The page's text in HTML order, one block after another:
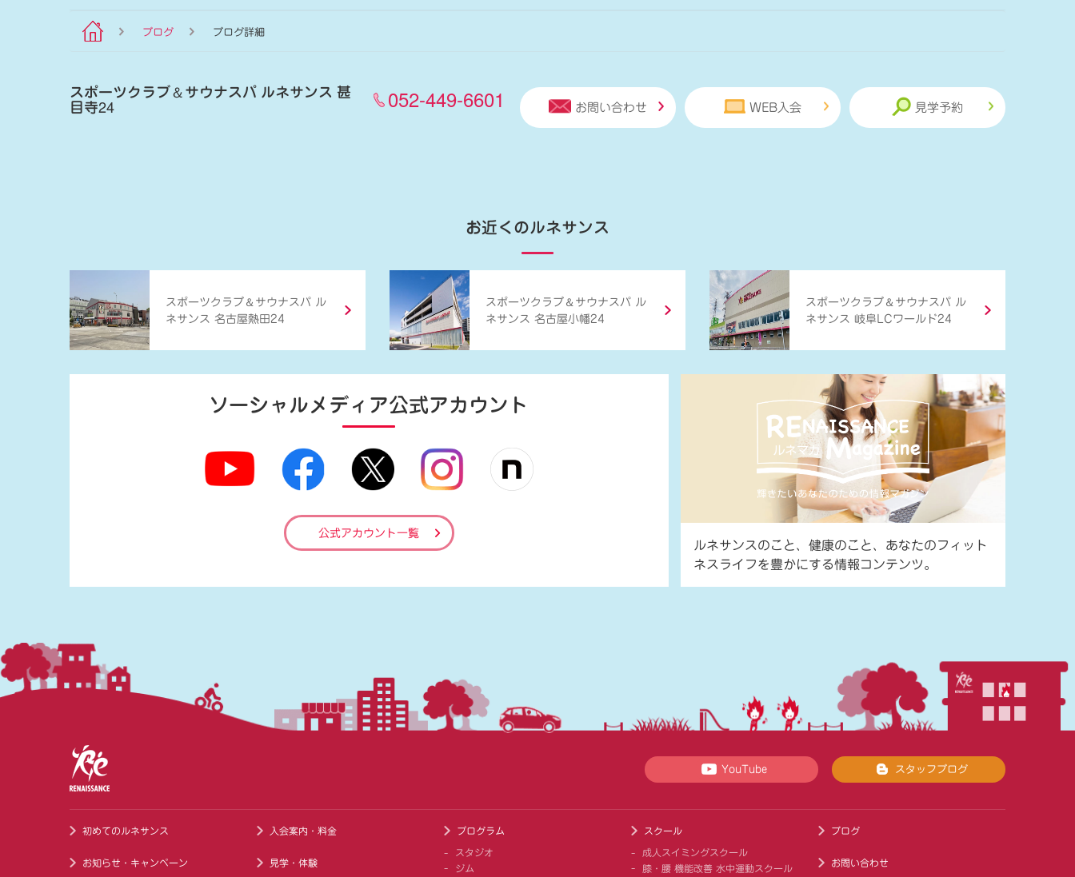
ブログ ブログ詳細
スポーツクラブ＆サウナスパ ルネサンス 甚
目寺24 052-449-6601 お問い合わせ WEB入会 見学予約
お近くのルネサンス
スポーツクラブ ＆ サウナスパ ル
ネサンス 名古屋熱田24
スポーツクラブ ＆ サウナスパ ル
ネサンス 名古屋小幡24
スポーツクラブ ＆ サウナスパ ル
ネサンス 岐阜LCワールド24
ソーシャルメディア公式アカウント
公式アカウント一覧
ルネサンスのこと、健康のこと、あなたのフィット
ネスライフを豊かにする情報コンテンツ。
YouTube スタッフブログ
初めてのルネサンス
お知らせ・キャンペーン
入会案内・料金
見学・体験
プログラム
スタジオ
ジム
スクール
成人スイミングスクール
膝・腰 機能改善 水中運動スクール
ブログ
お問い合わせ